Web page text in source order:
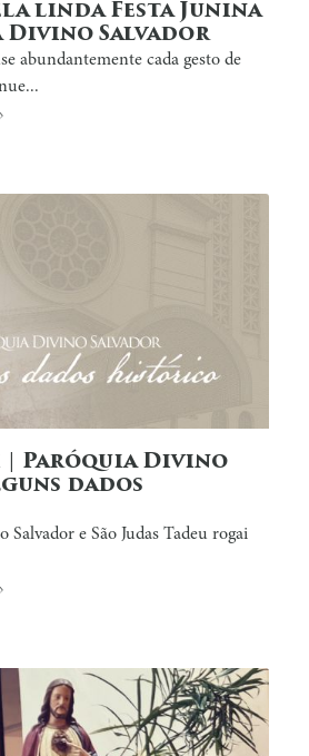
linda Festa Junina
Divino Salvador
abundantemente cada gesto de
| Paróquia Divino
dados
e São Judas Tadeu rogai